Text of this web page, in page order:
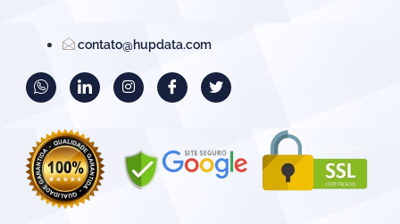
contato@hupdata.com